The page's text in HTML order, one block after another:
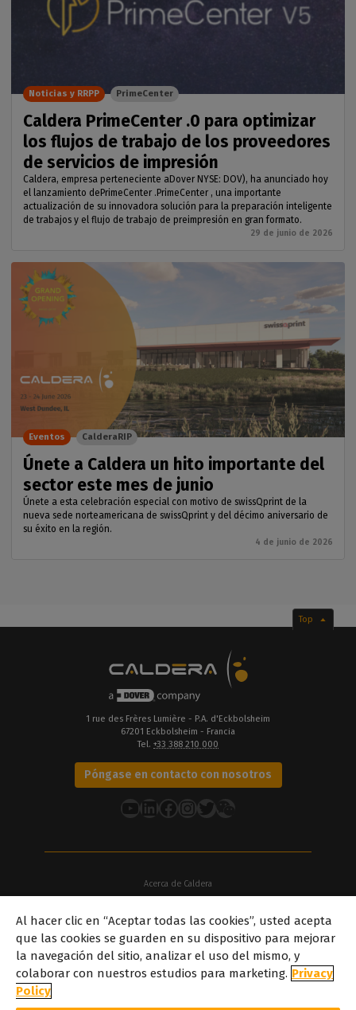
Caldera PrimeCenter .0 para optimizar
los flujos de trabajo de los proveedores
de servicios de impresión
Caldera, empresa perteneciente aDover NYSE: DOV), ha anunciado hoy
el lanzamiento dePrimeCenter .PrimeCenter , una importante
actualización de su innovadora solución para la preparación inteligente
de trabajos y el flujo de trabajo de preimpresión en gran formato.
29 de junio de 2026
Noticias y RRPP PrimeCenter
Únete a Caldera un hito importante del
sector este mes de junio
Únete a esta celebración especial con motivo de swissQprint de la
nueva sede norteamericana de swissQprint y del décimo aniversario de
su éxito en la región.
4 de junio de 2026
Eventos CalderaRIP
Top
1 rue des Frères Lumière - P.A. d'Eckbolsheim
67201 Eckbolsheim - Francia
Tel. +33 388 210 000
Póngase en contacto con nosotros
YouTube
LinkedIn
Facebook
Instagram
Twitter
Acerca de Caldera
Acerca de Dover
Carreras profesionales
Socios
caldera.com © 2026 — Todos los derechos reservados. Todas las
marcas comerciales, logotipos y nombres de marcas mencionados
Al hacer clic en “Aceptar todas las cookies”, usted acepta
que las cookies se guarden en su dispositivo para mejorar
la navegación del sitio, analizar el uso del mismo, y
colaborar con nuestros estudios para marketing. Privacy
Policy